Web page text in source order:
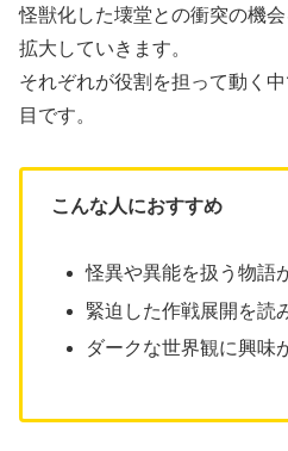
怪獣化した壊堂との衝突の機
拡大していきます。
それぞれが役割を担って動く
目です。
こんな人におすすめ
怪異や異能を扱う物語
緊迫した作戦展開を読
ダークな世界観に興味